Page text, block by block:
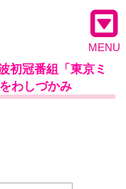
MENU
初冠番組「東京ミ
わしづかみ